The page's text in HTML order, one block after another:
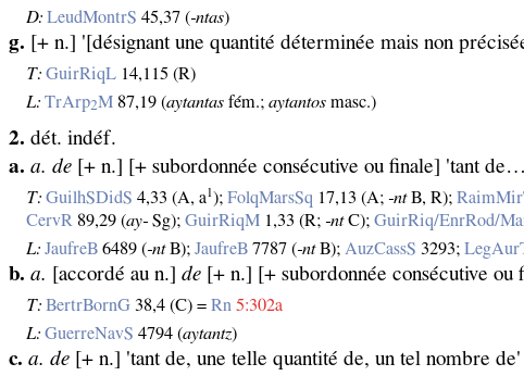
D: LeudMontrS 45,37 (‑ntas)
g. [+ n.] '[désignant une quantité déterminée mais non
T: GuirRiqL 14,115 (R)
L: TrArp2M 87,19 (aytantas fém.;aytantos masc.)
2. dét. indéf.
a. a. de [+ n.] [+ subordonnée consécutive ou finale] 'tant
T: GuilhSDidS 4,33 (A, a1);FolqMarsSq 17,13 (A;‑ntB, R);
CervR 89,29 (ay‑ Sg);GuirRiqM 1,33 (R;‑ntC);GuirRiq/EnrRod/
L: JaufreB 6489 (‑ntB);JaufreB 7787 (‑ntB); AuzCassS 3293;
b. a. [accordé au n.] de [+ n.] [+ subordonnée consécutive
T: BertrBornG 38,4 (C) =Rn 5:302a
L: GuerreNavS 4794 (aytantz)
c. a. de [+ n.] 'tant de, une telle quantité de, un tel nombre de'